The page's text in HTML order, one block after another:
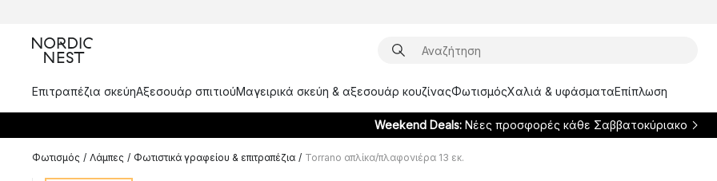
Επιτραπέζια σκεύηΑξεσουάρ σπιτιούΜαγειρικά σκεύη & αξεσουάρ κουζίναςΦωτισμόςΧαλιά & υφάσματαΕπίπλωση
Weekend Deals: Νέες προσφορές κάθε Σαββατοκύριακο
Φωτισμός / Λάμπες / Φωτιστικά γραφείου & επιτραπέζια / Torrano απλίκα/πλαφονιέρα 13 εκ.